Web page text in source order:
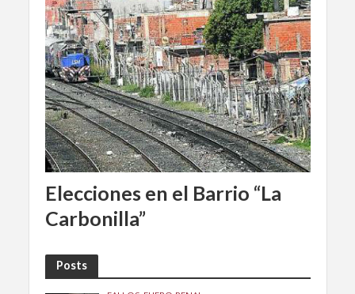
Elecciones en el Barrio “La
Carbonilla”
Posts